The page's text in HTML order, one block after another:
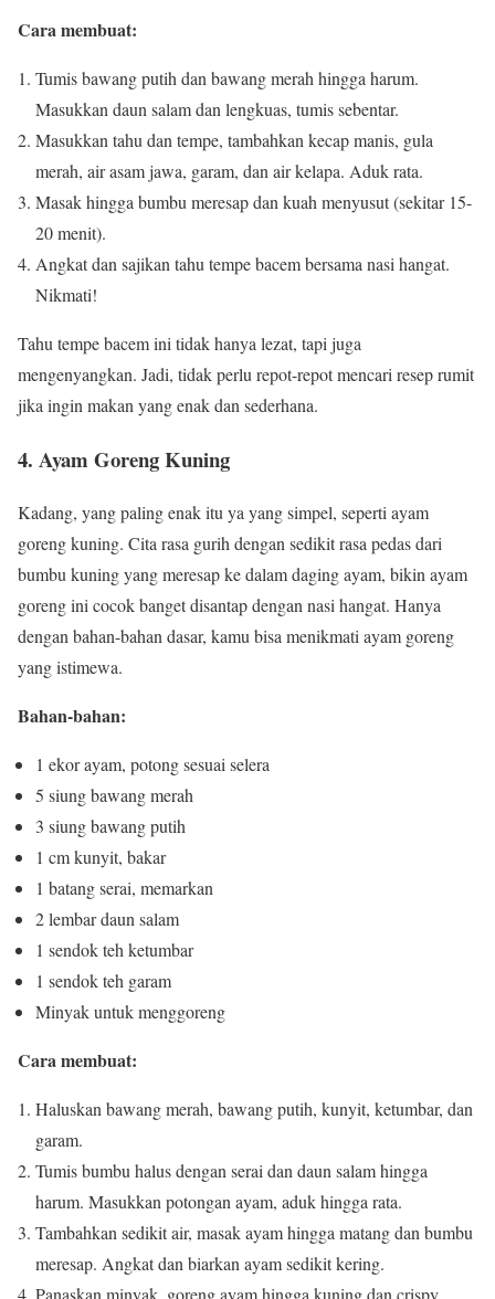
Cara membuat:
Tumis bawang putih dan bawang merah hingga harum.
Masukkan daun salam dan lengkuas, tumis sebentar.
Masukkan tahu dan tempe, tambahkan kecap manis, gula
merah, air asam jawa, garam, dan air kelapa. Aduk rata.
Masak hingga bumbu meresap dan kuah menyusut (sekitar 15-
20 menit).
Angkat dan sajikan tahu tempe bacem bersama nasi hangat.
Nikmati!
Tahu tempe bacem ini tidak hanya lezat, tapi juga
mengenyangkan. Jadi, tidak perlu repot-repot mencari resep rumit
jika ingin makan yang enak dan sederhana.
4. Ayam Goreng Kuning
Kadang, yang paling enak itu ya yang simpel, seperti ayam
goreng kuning. Cita rasa gurih dengan sedikit rasa pedas dari
bumbu kuning yang meresap ke dalam daging ayam, bikin ayam
goreng ini cocok banget disantap dengan nasi hangat. Hanya
dengan bahan-bahan dasar, kamu bisa menikmati ayam goreng
yang istimewa.
Bahan-bahan:
1 ekor ayam, potong sesuai selera
5 siung bawang merah
3 siung bawang putih
1 cm kunyit, bakar
1 batang serai, memarkan
2 lembar daun salam
1 sendok teh ketumbar
1 sendok teh garam
Minyak untuk menggoreng
Cara membuat:
Haluskan bawang merah, bawang putih, kunyit, ketumbar, dan
garam.
Tumis bumbu halus dengan serai dan daun salam hingga
harum. Masukkan potongan ayam, aduk hingga rata.
Tambahkan sedikit air, masak ayam hingga matang dan bumbu
meresap. Angkat dan biarkan ayam sedikit kering.